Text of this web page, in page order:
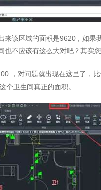
来该区域的面积是9620，如
也不应该有这么大对吧？其实
，对问题就出现在这里了，
个卫生间真正的面积。